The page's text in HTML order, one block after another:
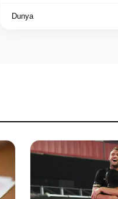
Dunya